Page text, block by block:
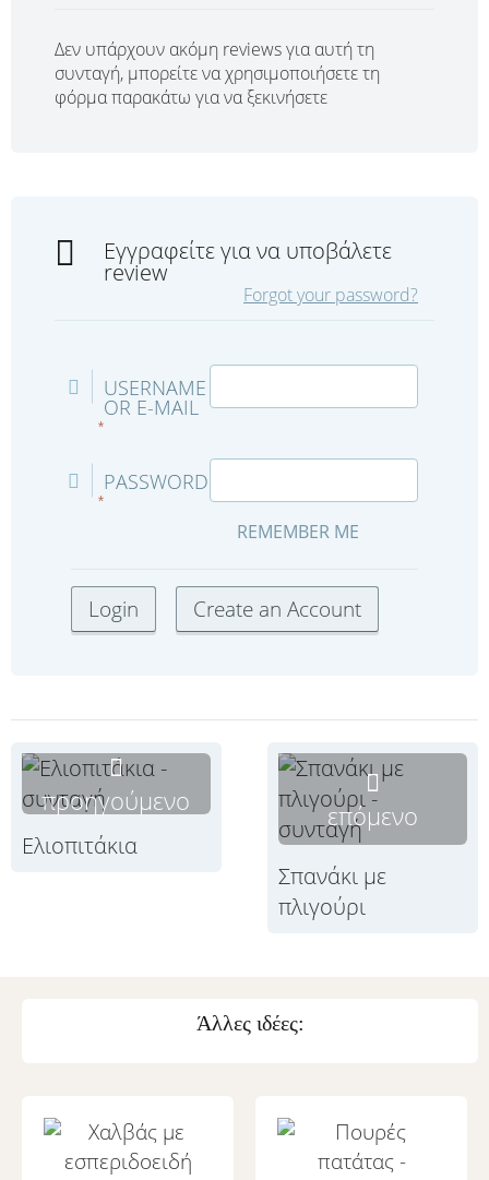
Δεν υπάρχουν ακόμη reviews για αυτή τη
συνταγή, μπορείτε να χρησιμοποιήσετε τη
φόρμα παρακάτω για να ξεκινήσετε
Εγγραφείτε για να υποβάλετε
review
Forgot your password?
USERNAME
OR E-MAIL
*
PASSWORD
*
REMEMBER ME
προηγούμενο
Ελιοπιτάκια
επόμενο
Σπανάκι με
πλιγούρι
Άλλες ιδέες: